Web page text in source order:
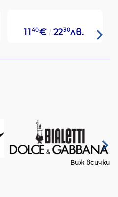
11 40€ 2230лв.
Виж всички